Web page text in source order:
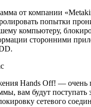
от компании
попытки
компьютеру,
сторонними
Hands Off! — очень
вам будут поступать
сетевого